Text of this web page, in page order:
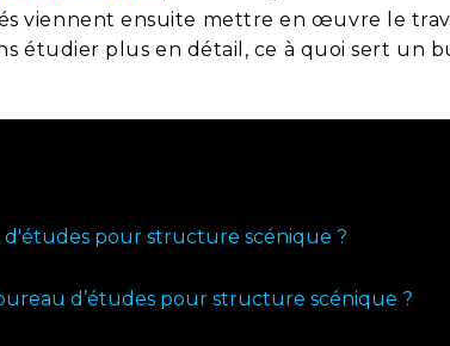
viennent ensuite mettre en œuvre le
étudier plus en détail, ce à quoi sert un
pour structure scénique ?
d’études pour structure scénique ?